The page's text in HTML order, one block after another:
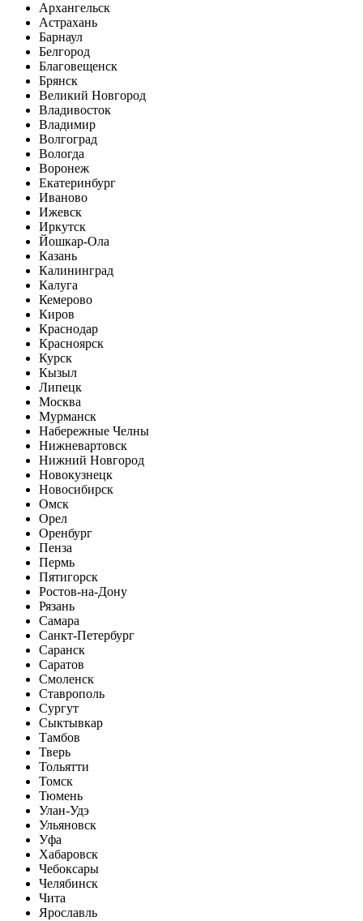
Архангельск
Астрахань
Барнаул
Белгород
Благовещенск
Брянск
Великий Новгород
Владивосток
Владимир
Волгоград
Вологда
Воронеж
Екатеринбург
Иваново
Ижевск
Иркутск
Йошкар-Ола
Казань
Калининград
Калуга
Кемерово
Киров
Краснодар
Красноярск
Курск
Кызыл
Липецк
Москва
Мурманск
Набережные Челны
Нижневартовск
Нижний Новгород
Новокузнецк
Новосибирск
Омск
Орел
Оренбург
Пенза
Пермь
Пятигорск
Ростов-на-Дону
Рязань
Самара
Санкт-Петербург
Саранск
Саратов
Смоленск
Ставрополь
Сургут
Сыктывкар
Тамбов
Тверь
Тольятти
Томск
Тюмень
Улан-Удэ
Ульяновск
Уфа
Хабаровск
Чебоксары
Челябинск
Чита
Ярославль